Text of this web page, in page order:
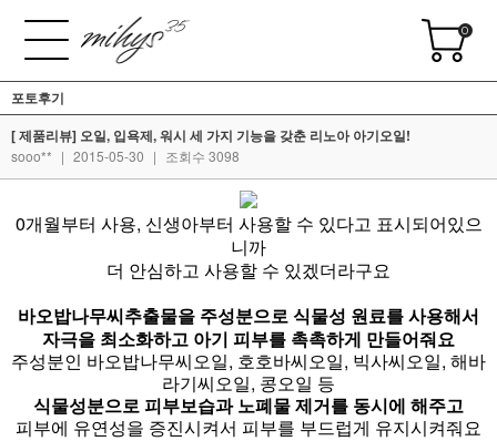
0
포토후기
[ 제품리뷰] 오일, 입욕제, 워시 세 가지 기능을 갖춘 리노아 아기오일!
sooo** | 2015-05-30 | 조회수 3098
0개월부터 사용, 신생아부터 사용할 수 있다고 표시되어있으
니까
더 안심하고 사용할 수 있겠더라구요
바오밥나무씨추출물을 주성분으로 식물성 원료를 사용해서
자극을 최소화하고 아기 피부를 촉촉하게 만들어줘요
주성분인 바오밥나무씨오일, 호호바씨오일, 빅사씨오일, 해바
라기씨오일, 콩오일 등
식물성분으로 피부보습과 노폐물 제거를 동시에 해주고
피부에 유연성을 증진시켜서 피부를 부드럽게 유지시켜줘요